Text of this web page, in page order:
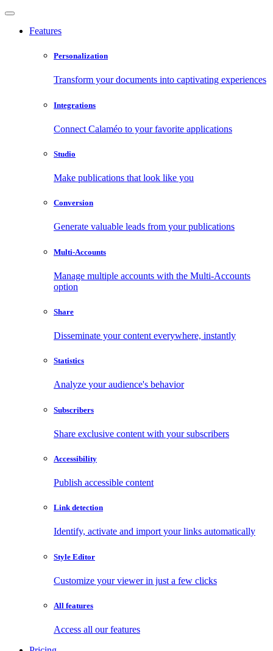
Features
Personalization
Transform your documents into captivating experiences
Integrations
Connect Calaméo to your favorite applications
Studio
Make publications that look like you
Conversion
Generate valuable leads from your publications
Multi-Accounts
Manage multiple accounts with the Multi-Accounts
option
Share
Disseminate your content everywhere, instantly
Statistics
Analyze your audience's behavior
Subscribers
Share exclusive content with your subscribers
Accessibility
Publish accessible content
Link detection
Identify, activate and import your links automatically
Style Editor
Customize your viewer in just a few clicks
All features
Access all our features